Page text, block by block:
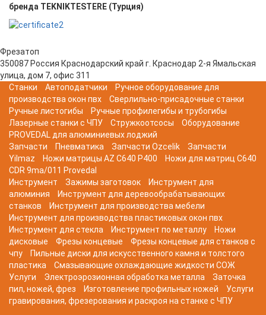
бренда TEKNIKTESTERE (Турция)
Фрезатоп
350087 Россия Краснодарский край г. Краснодар 2-я Ямальская
улица, дом 7, офис 311
Станки
Автоподатчики
Ручное оборудование для
производства окон пвх
Сверлильно-присадочные станки
Ручные листогибы
Ручные профилегибы и трубогибы
Лазерные станки с ЧПУ
Стружкоотсосы
Оборудование
PROVEDAL для алюминиевых лоджий
Запчасти
Пневматика Запчасти Ozcelik
Запчасти
Yilmaz
Ножи матрицы AZ C640 P400
Ножи для матриц C640
CDR 9ma/011 Provedal
Инструмент
Зажимы заготовок
Инструмент для
алюминия
Инструмент для деревообрабатывающих
станков
Инструмент для производства мебели
Инструмент для производства пластиковых окон пвх
Инструмент для стекла
Инструмент по металлу
Ножи
дисковые
Фрезы концевые
Фрезы концевые для станков с
чпу
Пильные диски для искусственного камня и толстого
пластика
Смазывающие охлаждающие жидкости СОЖ
Услуги
Электроэрозионная обработка металла
Заточка
пил, ножей, фрез
Изготовление профильных ножей
Услуги
гравирования, фрезерования и раскроя на станке с ЧПУ